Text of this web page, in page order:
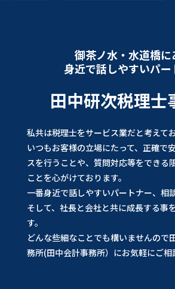
御茶ノ水・水道橋に
身近で話しやすいパー
田中研次税理士
私共は税理士をサービス業だと考えてお
いつもお客様の立場にたって、正確で
スを行うことや、質問対応等をできる
ことを心がけております。
一番身近で話しやすいパートナー、相
そして、社長と会社と共に成長する事
す。
どんな些細なことでも構いませんので
務所(田中会計事務所）にお気軽にご相